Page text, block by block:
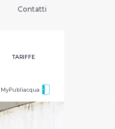
Contatti
TARIFFE
MyPubliacqua